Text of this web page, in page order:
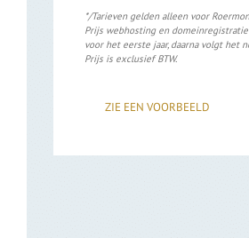
*/Tarieven gelden alleen voor
Prijs webhosting en
voor het eerste jaar, daarna volgt het
Prijs is exclusief BTW.
ZIE EEN VOORBEELD